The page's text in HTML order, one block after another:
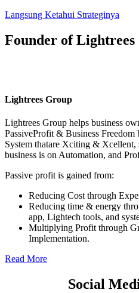
Langsung Ketahui Strateginya
Founder of
Lightrees Group
Lightrees Group helps business
PassiveProfit & Business
System thatare Xciting &
business is on Automation, and
Passive profit is gained from:
Reducing Cost through
Reducing time & energy
app, Lightech tools, and
Multiplying Profit through
Implementation.
Read More
Social